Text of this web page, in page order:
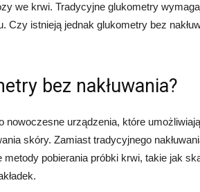
we krwi. Tradycyjne glukometry
Czy istnieją jednak glukometry bez
bez nakłuwania?
nowoczesne urządzenia, które
skóry. Zamiast tradycyjnego
metody pobierania próbki krwi, takie jak